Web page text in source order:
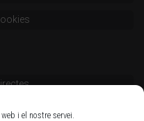
i el nostre servei.